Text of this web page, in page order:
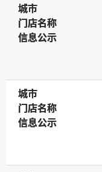
城市
城市
门店名称
门店名称
信息公示
信息公示
城市
城市
门店名称
门店名称
信息公示
信息公示